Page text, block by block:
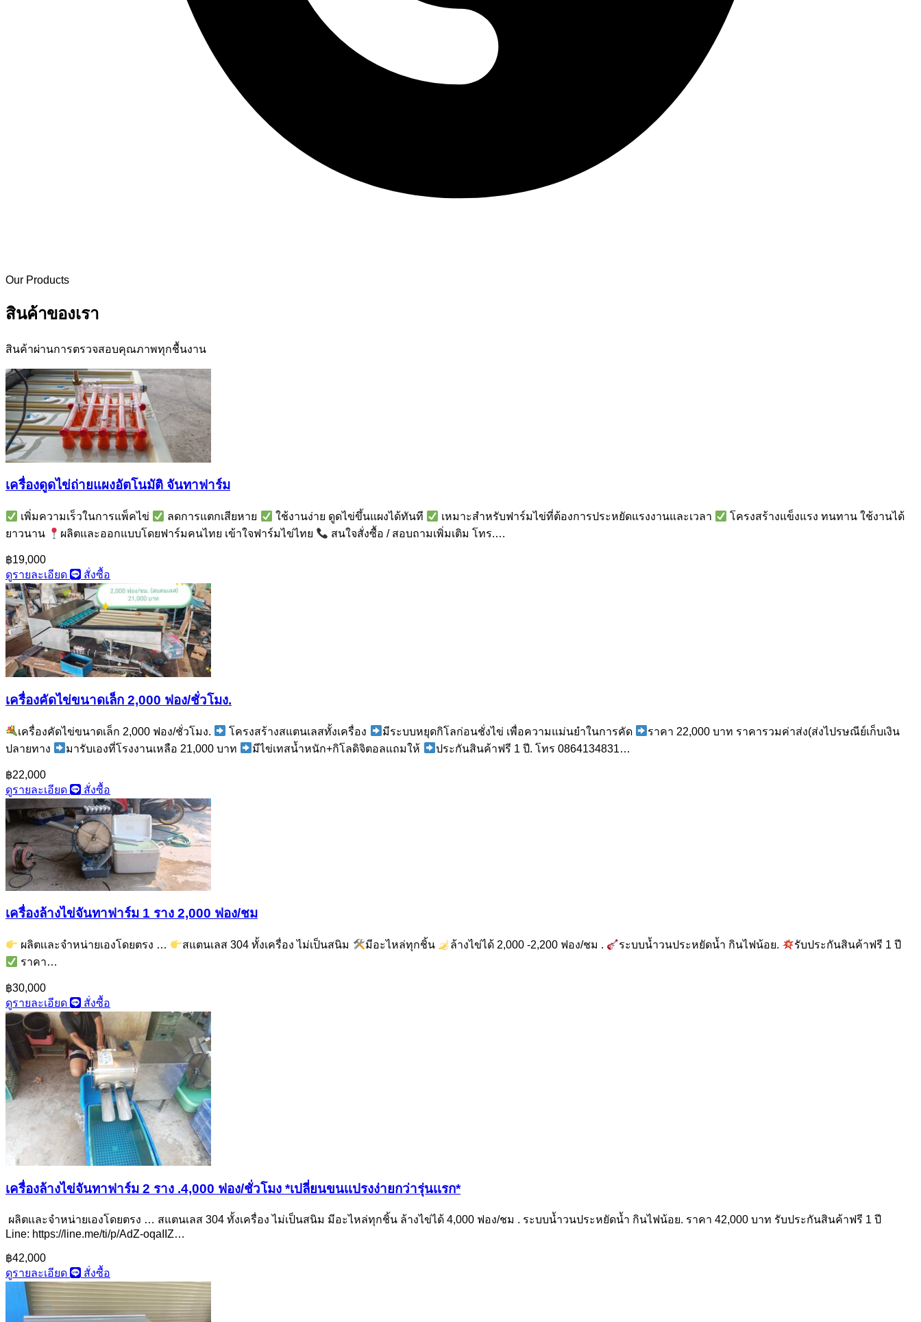
Our Products
สินค้าของเรา
สินค้าผ่านการตรวจสอบคุณภาพทุกชื้นงาน
เครื่องดูดไข่ถ่ายแผงอัตโนมัติ จันทาฟาร์ม
เพิ่มความเร็วในการแพ็คไข่ ลดการแตกเสียหาย ใช้งานง่าย ดูดไข่ขึ้นแผงได้ทันที เหมาะสำหรับฟาร์มไข่ที่ต้องการประหยัดแรงงานและเวลา
โครงสร้างแข็งแรง ทนทาน ใช้งานได้
ยาวนาน
ผลิตและออกแบบโดยฟาร์มคนไทย เข้าใจฟาร์มไข่ไทย สนใจสั่งซื้อ / สอบถามเพิ่มเติม โทร.…
฿19,000
ดูรายละเอียด
สั่งซื้อ
เครื่องคัดไข่ขนาดเล็ก 2,000 ฟอง/ชั่วโมง.
เครื่องคัดไข่ขนาดเล็ก 2,000 ฟอง/ชั่วโมง. โครงสร้างสแตนเลสทั้งเครื่อง มีระบบหยุดกิโลก่อนชั่งไข่ เพื่อความแม่นยำในการคัด
ราคา 22,000 บาท ราคารวมค่าส่ง(ส่งไปรษณีย์เก็บเงิน
ปลายทาง
มารับเองที่โรงงานเหลือ 21,000 บาท มีไข่เทสน้ำหนัก+กิโลดิจิตอลแถมให้ ประกันสินค้าฟรี 1 ปี. โทร 0864134831…
฿22,000
ดูรายละเอียด
สั่งซื้อ
เครื่องล้างไข่จันทาฟาร์ม 1 ราง 2,000 ฟอง/ชม
ผลิตเเละจำหน่ายเองโดยตรง … สแตนเลส 304 ทั้งเครื่อง ไม่เป็นสนิม มีอะไหล่ทุกชิ้น ล้างไข่ได้ 2,000 -2,200 ฟอง/ชม . ระบบน้ำวนประหยัดน้ำ กินไฟน้อย.
รับประกันสินค้าฟรี 1 ปี
ราคา…
฿30,000
ดูรายละเอียด
สั่งซื้อ
เครื่องล้างไข่จันทาฟาร์ม 2 ราง .4,000 ฟอง/ชั่วโมง *เปลี่ยนขนเเปรงง่ายกว่ารุ่นเเรก*
ผลิตเเละจำหน่ายเองโดยตรง … สแตนเลส 304 ทั้งเครื่อง ไม่เป็นสนิม มีอะไหล่ทุกชิ้น ล้างไข่ได้ 4,000 ฟอง/ชม . ระบบน้ำวนประหยัดน้ำ กินไฟน้อย. ราคา 42,000 บาท รับประกันสินค้าฟรี 1 ปี
Line: https://line.me/ti/p/AdZ-oqaIIZ…
฿42,000
ดูรายละเอียด
สั่งซื้อ